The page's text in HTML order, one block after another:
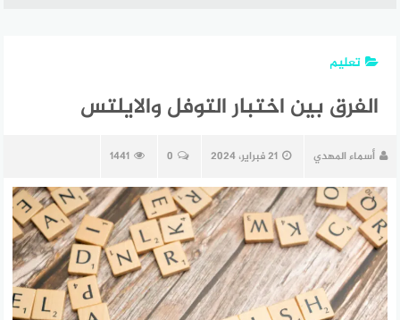
تعليم
الفرق بين اختبار التوفل والايلتس
أسماء المهدي 21 فبراير، 2024 0
1441